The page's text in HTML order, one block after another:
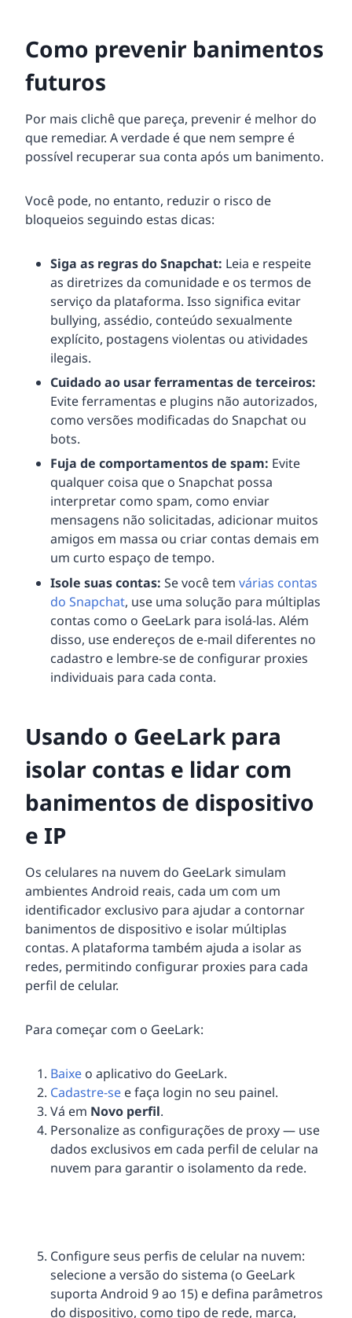
Como prevenir banimentos
futuros
Por mais clichê que pareça, prevenir é melhor do
que remediar. A verdade é que nem sempre é
possível recuperar sua conta após um banimento.
Você pode, no entanto, reduzir o risco de
bloqueios seguindo estas dicas:
Siga as regras do Snapchat: Leia e respeite
as diretrizes da comunidade e os termos de
serviço da plataforma. Isso significa evitar
bullying, assédio, conteúdo sexualmente
explícito, postagens violentas ou atividades
ilegais.
Cuidado ao usar ferramentas de terceiros:
Evite ferramentas e plugins não autorizados,
como versões modificadas do Snapchat ou
bots.
Fuja de comportamentos de spam: Evite
qualquer coisa que o Snapchat possa
interpretar como spam, como enviar
mensagens não solicitadas, adicionar muitos
amigos em massa ou criar contas demais em
um curto espaço de tempo.
Isole suas contas: Se você tem várias contas
do Snapchat, use uma solução para múltiplas
contas como o GeeLark para isolá-las. Além
disso, use endereços de e-mail diferentes no
cadastro e lembre-se de configurar proxies
individuais para cada conta.
Usando o GeeLark para
isolar contas e lidar com
banimentos de dispositivo
e IP
Os celulares na nuvem do GeeLark simulam
ambientes Android reais, cada um com um
identificador exclusivo para ajudar a contornar
banimentos de dispositivo e isolar múltiplas
contas. A plataforma também ajuda a isolar as
redes, permitindo configurar proxies para cada
perfil de celular.
Para começar com o GeeLark:
Baixe o aplicativo do GeeLark.
Cadastre-se e faça login no seu painel.
Vá em Novo perfil.
Personalize as configurações de proxy — use
dados exclusivos em cada perfil de celular na
nuvem para garantir o isolamento da rede.
Configure seus perfis de celular na nuvem:
selecione a versão do sistema (o GeeLark
suporta Android 9 ao 15) e defina parâmetros
do dispositivo, como tipo de rede, marca,